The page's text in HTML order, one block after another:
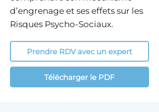
d’engrenage et ses effets sur les
Risques Psycho-Sociaux.
Prendre RDV avec un expert
Télécharger le PDF